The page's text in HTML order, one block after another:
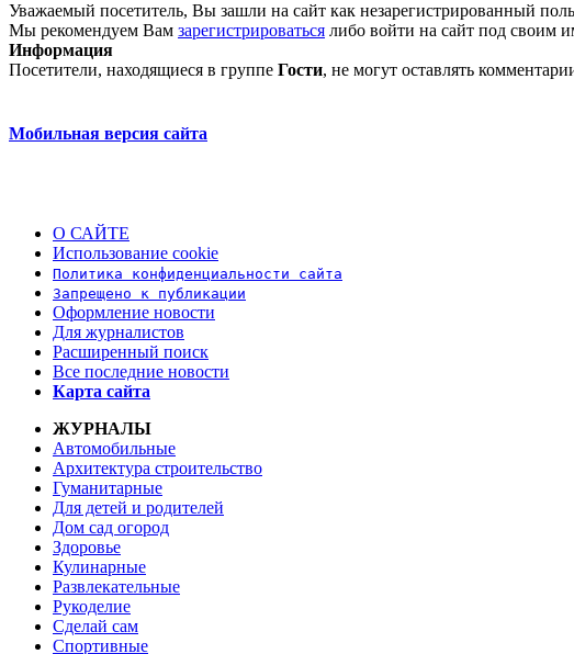
Уважаемый посетитель, Вы зашли на сайт как незарегистрированный
Мы рекомендуем Вам зарегистрироваться либо войти на сайт под своим
Информация
Посетители, находящиеся в группе Гости, не могут оставлять
Мобильная версия сайта
О САЙТЕ
Использование cookie
Политика конфиденциальности сайта
Запрещено к публикации
Оформление новости
Для журналистов
Расширенный поиск
Все последние новости
Карта сайта
ЖУРНАЛЫ
Автомобильные
Архитектура строительство
Гуманитарные
Для детей и родителей
Дом сад огород
Здоровье
Кулинарные
Развлекательные
Рукоделие
Сделай сам
Спортивные